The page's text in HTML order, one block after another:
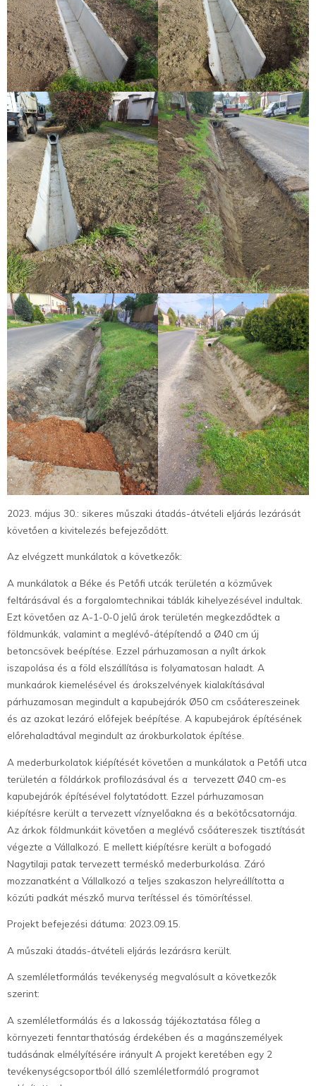
2023. május 30.: sikeres műszaki átadás-átvételi eljárás lezárását
követően a kivitelezés befejeződött.
Az elvégzett munkálatok a következők:
A munkálatok a Béke és Petőfi utcák területén a közművek
feltárásával és a forgalomtechnikai táblák kihelyezésével indultak.
Ezt követően az A-1-0-0 jelű árok területén megkezdődtek a
földmunkák, valamint a meglévő-átépítendő a Ø40 cm új
betoncsövek beépítése. Ezzel párhuzamosan a nyílt árkok
iszapolása és a föld elszállítása is folyamatosan haladt. A
munkaárok kiemelésével és árokszelvények kialakításával
párhuzamosan megindult a kapubejárók Ø50 cm csőátereszeinek
és az azokat lezáró előfejek beépítése. A kapubejárok építésének
előrehaladtával megindult az árokburkolatok építése.
A mederburkolatok kiépítését követően a munkálatok a Petőfi utca
területén a földárkok profilozásával és a tervezett Ø40 cm-es
kapubejárók építésével folytatódott. Ezzel párhuzamosan
kiépítésre került a tervezett víznyelőakna és a bekötőcsatornája.
Az árkok földmunkáit követően a meglévő csőátereszek tisztítását
végezte a Vállalkozó. E mellett kiépítésre került a bofogadó
Nagytilaji patak tervezett terméskő mederburkolása. Záró
mozzanatként a Vállalkozó a teljes szakaszon helyreállította a
közúti padkát mészkő murva terítéssel és tömörítéssel.
Projekt befejezési dátuma: 2023.09.15.
A műszaki átadás-átvételi eljárás lezárásra került.
A szemléletformálás tevékenység megvalósult a következők
szerint:
A szemléletformálás és a lakosság tájékoztatása főleg a
környezeti fenntarthatóság érdekében és a magánszemélyek
tudásának elmélyítésére irányult A projekt keretében egy 2
tevékenységcsoportból álló szemléletformáló programot